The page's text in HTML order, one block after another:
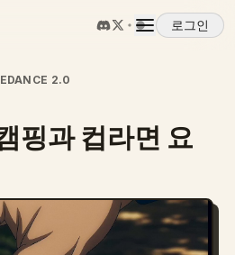
로그인
2.0
핑과 컵라면 요